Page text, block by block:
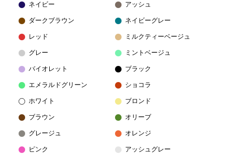
ネイビー アッシュ
ダークブラウン ネイビーグレー
レッド ミルクティーベージュ
グレー ミントベージュ
バイオレット ブラック
エメラルドグリーン ショコラ
ホワイト ブロンド
ブラウン オリーブ
グレージュ オレンジ
ピンク アッシュグレー